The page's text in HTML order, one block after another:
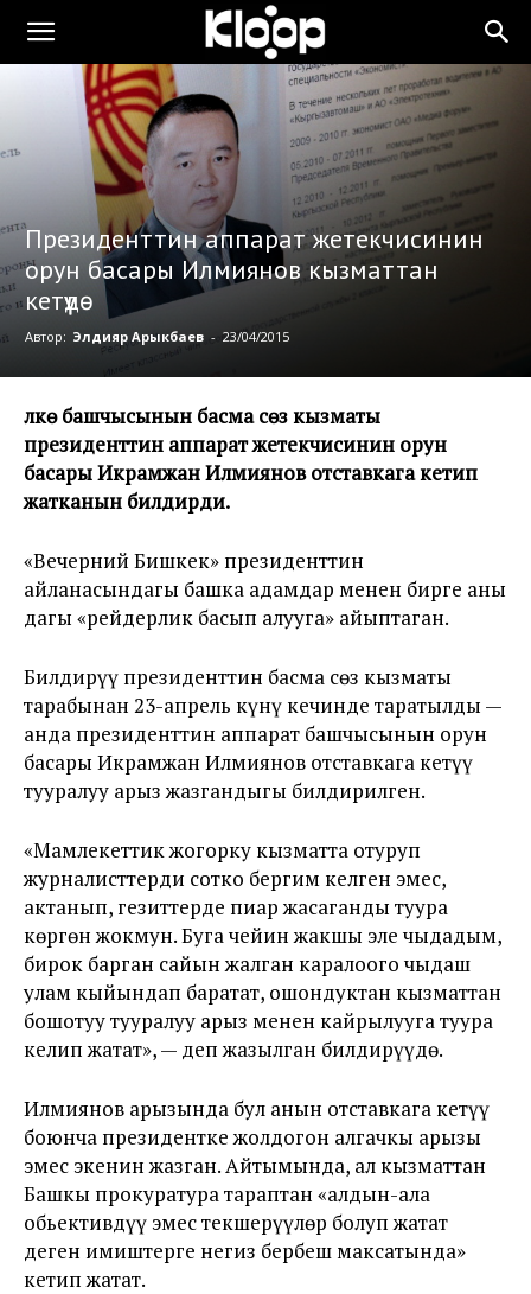
Президенттин аппарат жетекчисинин
орун басары Илмиянов кызматтан
кетүүдө
Автор: Элдияр Арыкбаев - 23/04/2015
Өлкө башчысынын басма сөз кызматы
президенттин аппарат жетекчисинин орун
басары Икрамжан Илмиянов отставкага кетип
жатканын билдирди.
«Вечерний Бишкек» президенттин
айланасындагы башка адамдар менен бирге аны
дагы «рейдерлик басып алууга» айыптаган.
Билдирүү президенттин басма сөз кызматы
тарабынан 23-апрель күнү кечинде таратылды —
анда президенттин аппарат башчысынын орун
басары Икрамжан Илмиянов отставкага кетүү
тууралуу арыз жазгандыгы билдирилген.
«Мамлекеттик жогорку кызматта отуруп
журналисттерди сотко бергим келген эмес,
актанып, гезиттерде пиар жасаганды туура
көргөн жокмун. Буга чейин жакшы эле чыдадым,
бирок барган сайын жалган каралоого чыдаш
улам кыйындап баратат, ошондуктан кызматтан
бошотуу тууралуу арыз менен кайрылууга туура
келип жатат», — деп жазылган билдирүүдө.
Илмиянов арызында бул анын отставкага кетүү
боюнча президентке жолдогон алгачкы арызы
эмес экенин жазган. Айтымында, ал кызматтан
Башкы прокуратура тараптан «алдын-ала
обьективдүү эмес текшерүүлөр болуп жатат
деген имиштерге негиз бербеш максатында»
кетип жатат.